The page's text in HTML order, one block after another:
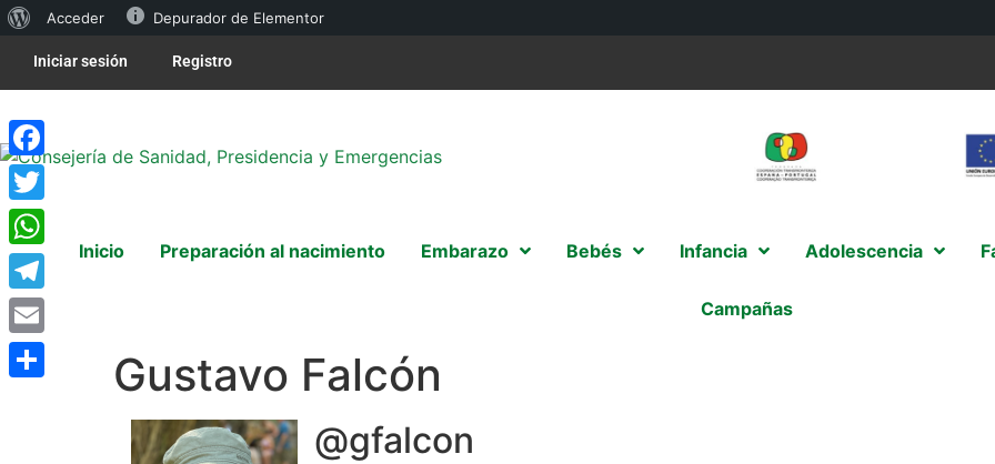
Acceder Depurador de Elementor
Iniciar sesión Registro
Inicio Preparación al nacimiento Embarazo Bebés Infancia Adolescencia
Campañas
Gustavo Falcón
@gfalcon
Facebook
Twitter
WhatsApp
Telegram
Email